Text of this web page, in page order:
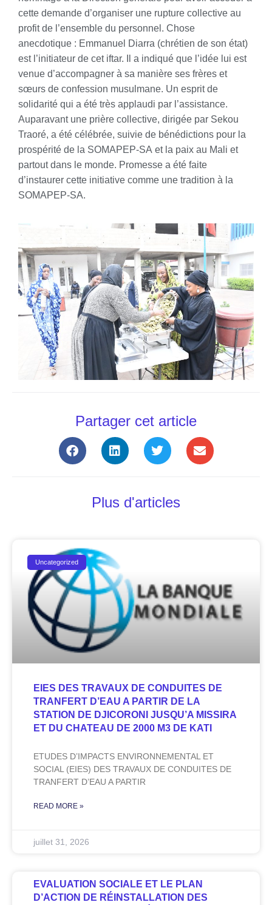
cette demande d’organiser une rupture collective au
profit de l’ensemble du personnel. Chose
anecdotique : Emmanuel Diarra (chrétien de son état)
est l’initiateur de cet iftar. Il a indiqué que l’idée lui est
venue d’accompagner à sa manière ses frères et
sœurs de confession musulmane. Un esprit de
solidarité qui a été très applaudi par l’assistance.
Auparavant une prière collective, dirigée par Sekou
Traoré, a été célébrée, suivie de bénédictions pour la
prospérité de la SOMAPEP-SA et la paix au Mali et
partout dans le monde. Promesse a été faite
d’instaurer cette initiative comme une tradition à la
SOMAPEP-SA.
Partager cet article
Plus d'articles
Uncategorized
EIES DES TRAVAUX DE CONDUITES DE
TRANFERT D’EAU A PARTIR DE LA
STATION DE DJICORONI JUSQU’A MISSIRA
ET DU CHATEAU DE 2000 M3 DE KATI
ETUDES D’IMPACTS ENVIRONNEMENTAL ET
SOCIAL (EIES) DES TRAVAUX DE CONDUITES DE
TRANFERT D’EAU A PARTIR
READ MORE »
juillet 31, 2026
EVALUATION SOCIALE ET LE PLAN
D’ACTION DE RÉINSTALLATION DES